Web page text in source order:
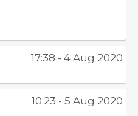
17:38 - 4 Aug 2020
10:23 - 5 Aug 2020